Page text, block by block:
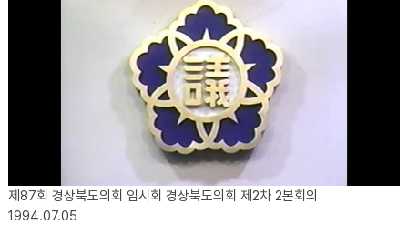
제87회 경상북도의회 임시회 경상북도의회 제2차 2본회의
1994.07.05